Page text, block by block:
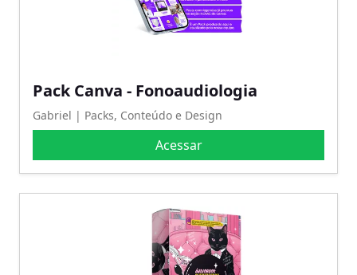
Pack Canva - Fonoaudiologia
Gabriel | Packs, Conteúdo e Design
Acessar